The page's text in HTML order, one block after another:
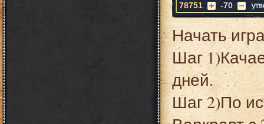
78751 -70
Начать
Шаг
дней.
Шаг 2)По